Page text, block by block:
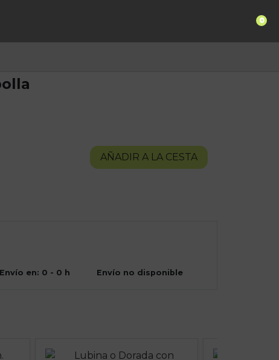
0
AÑADIR A LA CESTA
Envío en: 0 - 0 h Envío no disponible